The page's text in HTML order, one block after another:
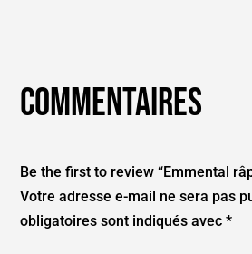
Commentaires
Be the first to review “Emmental
Votre adresse e-mail ne sera pas
obligatoires sont indiqués avec*